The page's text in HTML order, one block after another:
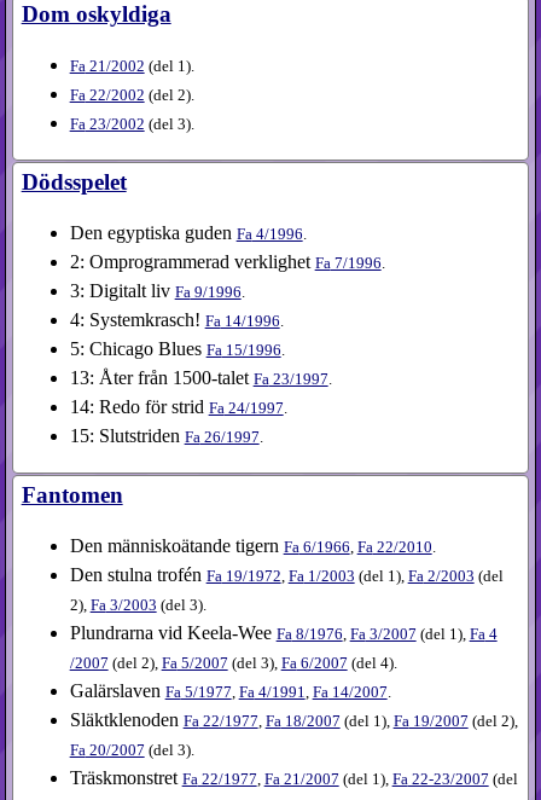
Dom oskyldiga
Fa21​/2002 (del 1).
Fa22​/2002 (del 2).
Fa23​/2002 (del 3).
Dödsspelet
Den egyptiska guden Fa4​/1996.
2: Omprogrammerad verklighet Fa7​/1996.
3: Digitalt liv Fa9​/1996.
4: Systemkrasch! Fa14​/1996.
5: Chicago Blues Fa15​/1996.
13: Åter från 1500-talet Fa23​/1997.
14: Redo för strid Fa24​/1997.
15: Slutstriden Fa26​/1997.
Fantomen
Den människoätande tigern Fa 6​/1966 Fa 22​/2010
Den stulna trofén Fa 19​/1972 Fa 1​/2003 (del 1 ), Fa 2​/2003 (del
2), Fa 3​/2003 (del 3).
Plundrarna vid Keela-Wee Fa 8​/1976 Fa 3​/2007 (del 1 ), Fa 4​
/2007 (del 2), Fa 5​/2007 (del 3), Fa 6​/2007 (del 4).
Galärslaven Fa 5​/1977 Fa 4​/1991 Fa 14​/2007
Släktklenoden Fa 22​/1977 Fa 18​/2007 (del 1 ), Fa 19​/2007 (del 2),
Fa 20​/2007 (del 3).
Träskmonstret Fa 22​/1977 Fa 21​/2007 (del 1 ), Fa 22-23​/2007 (del